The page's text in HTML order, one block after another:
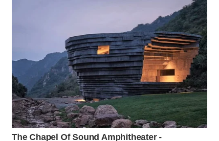
WAHANA
ADVOKAT
WAHANA
INFRASTRUKTUR
WAHANA
KONSUMEN